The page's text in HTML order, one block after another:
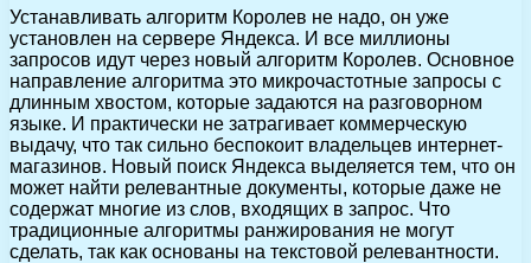
Устанавливать алгоритм Королев не надо, он уже
установлен на сервере Яндекса. И все миллионы
запросов идут через новый алгоритм Королев. Основное
направление алгоритма это микрочастотные запросы с
длинным хвостом, которые задаются на разговорном
языке. И практически не затрагивает коммерческую
выдачу, что так сильно беспокоит владельцев интернет-
магазинов. Новый поиск Яндекса выделяется тем, что он
может найти релевантные документы, которые даже не
содержат многие из слов, входящих в запрос. Что
традиционные алгоритмы ранжирования не могут
сделать, так как основаны на текстовой релевантности.